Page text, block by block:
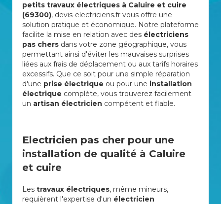
petits travaux électriques à Caluire et cuire
(69300), devis-electriciens.fr vous offre une
solution pratique et économique. Notre plateforme
facilite la mise en relation avec des électriciens
pas chers dans votre zone géographique, vous
permettant ainsi d'éviter les mauvaises surprises
liées aux frais de déplacement ou aux tarifs horaires
excessifs. Que ce soit pour une simple réparation
d'une prise électrique ou pour une installation
électrique complète, vous trouverez facilement
un artisan électricien compétent et fiable.
Electricien pas cher pour une
installation de qualité à Caluire
et cuire
Les travaux électriques, même mineurs,
requièrent l'expertise d'un électricien